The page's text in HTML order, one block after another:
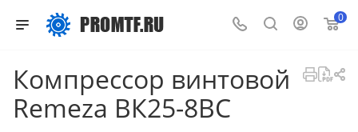
0
Компрессор винтовой
Remeza ВК25-8ВС